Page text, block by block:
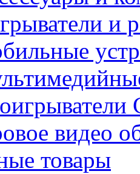
и
видео
товары